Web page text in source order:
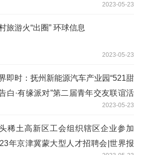
2023-05-23
旅游火“出圈” 环球信息
2023-05-23
即时：抚州新能源汽车产业园“521甜
白·有缘派对”第二届青年交友联谊活
2023-05-23
稀土高新区工会组织辖区企业参加
年京津冀蒙大型人才招聘会|世界报